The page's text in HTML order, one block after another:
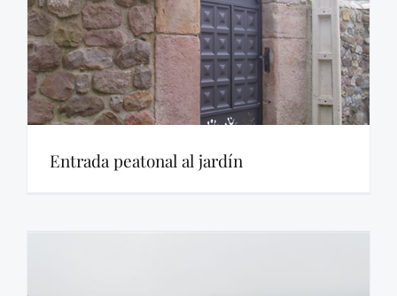
Entrada peatonal al jardín